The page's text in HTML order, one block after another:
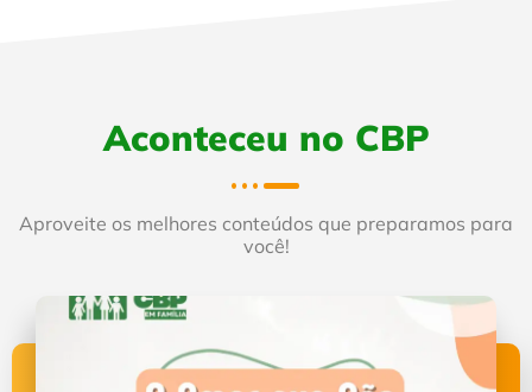
Aconteceu no CBP
Aproveite os melhores conteúdos que preparamos para
você!